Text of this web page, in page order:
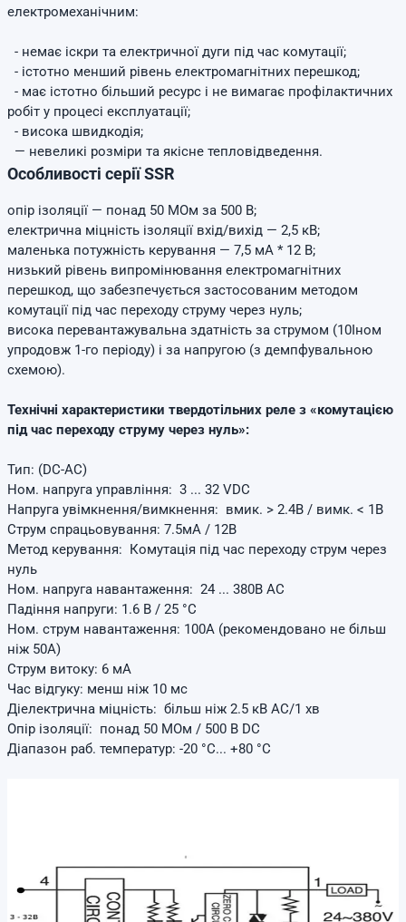
електромеханічним:
- немає іскри та електричної дуги під час комутації;
- істотно менший рівень електромагнітних перешкод;
- має істотно більший ресурс і не вимагає профілактичних
робіт у процесі експлуатації;
- висока швидкодія;
— невеликі розміри та якісне тепловідведення.
Особливості серії SSR
опір ізоляції — понад 50 МОм за 500 В;
електрична міцність ізоляції вхід/вихід — 2,5 кВ;
маленька потужність керування — 7,5 мА * 12 В;
низький рівень випромінювання електромагнітних
перешкод, що забезпечується застосованим методом
комутації під час переходу струму через нуль;
висока перевантажувальна здатність за струмом (10Iном
упродовж 1-го періоду) і за напругою (з демпфувальною
схемою).
Технічні характеристики твердотільних реле з «комутацією
під час переходу струму через нуль»:
Тип: (DC-AC)
Ном. напруга управління: 3 ... 32 VDC
Напруга увімкнення/вимкнення: вмик. > 2.4В / вимк. < 1В
Струм спрацьовування: 7.5мА / 12В
Метод керування: Комутація під час переходу струм через
нуль
Ном. напруга навантаження: 24 ... 380В AC
Падіння напруги: 1.6 В / 25 °С
Ном. струм навантаження: 100А (рекомендовано не більш
ніж 50А)
Струм витоку: 6 мА
Час відгуку: менш ніж 10 мс
Діелектрична міцність: більш ніж 2.5 кВ AC/1 хв
Опір ізоляції: понад 50 МОм / 500 В DC
Діапазон раб. температур: -20 °C... +80 °C